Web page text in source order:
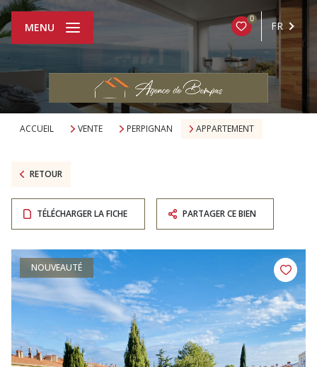
0
FR
MENU
ACCUEIL VENTE PERPIGNAN APPARTEMENT
RETOUR
TÉLÉCHARGER LA FICHE PARTAGER CE BIEN
NOUVEAUTÉ